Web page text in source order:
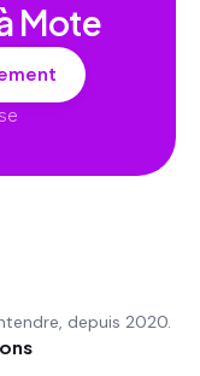
Mote
depuis 2020.